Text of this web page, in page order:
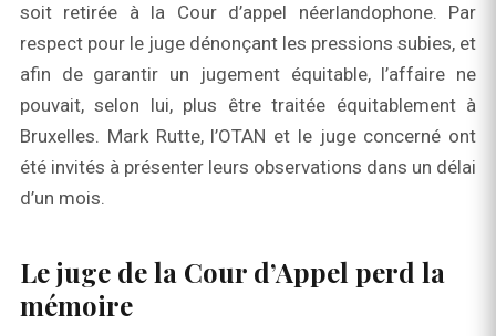
soit retirée à la Cour d’appel néerlandophone. Par
respect pour le juge dénonçant les pressions subies, et
afin de garantir un jugement équitable, l’affaire ne
pouvait, selon lui, plus être traitée équitablement à
Bruxelles. Mark Rutte, l’OTAN et le juge concerné ont
été invités à présenter leurs observations dans un délai
d’un mois.
Le juge de la Cour d’Appel perd la
mémoire